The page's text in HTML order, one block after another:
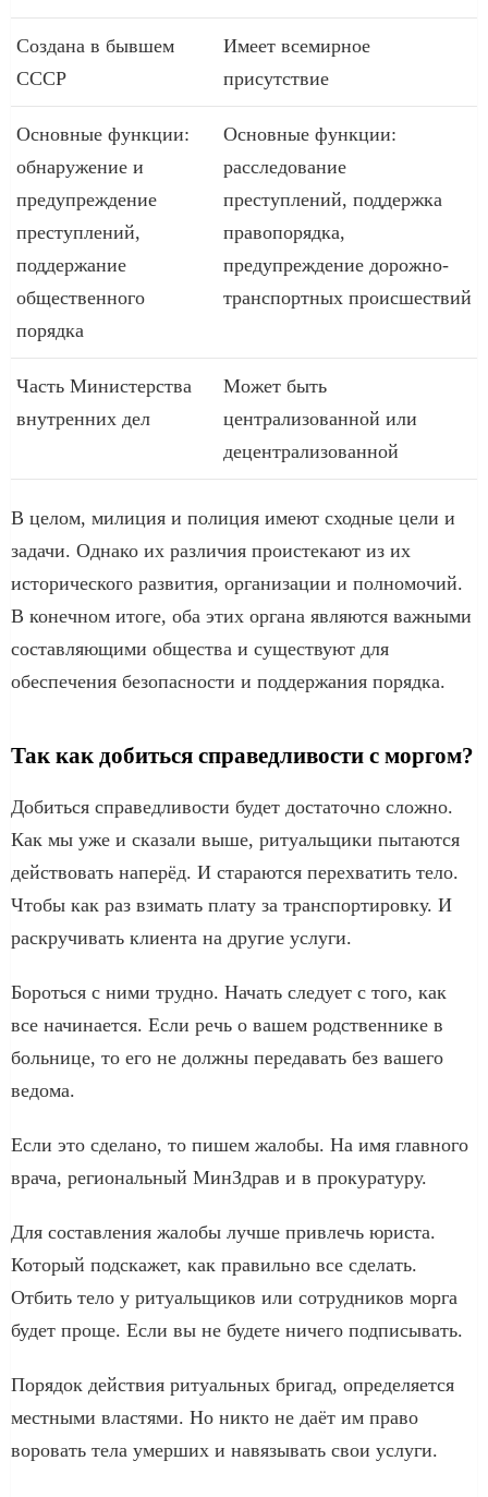
Создана в бывшем
СССР
Имеет всемирное
присутствие
Основные функции:
обнаружение и
предупреждение
преступлений,
поддержание
общественного
порядка
Основные функции:
расследование
преступлений, поддержка
правопорядка,
предупреждение дорожно-
транспортных происшествий
Часть Министерства
внутренних дел
Может быть
централизованной или
децентрализованной
В целом, милиция и полиция имеют сходные цели и
задачи. Однако их различия проистекают из их
исторического развития, организации и полномочий.
В конечном итоге, оба этих органа являются важными
составляющими общества и существуют для
обеспечения безопасности и поддержания порядка.
Так как добиться справедливости с моргом?
Добиться справедливости будет достаточно сложно.
Как мы уже и сказали выше, ритуальщики пытаются
действовать наперёд. И стараются перехватить тело.
Чтобы как раз взимать плату за транспортировку. И
раскручивать клиента на другие услуги.
Бороться с ними трудно. Начать следует с того, как
все начинается. Если речь о вашем родственнике в
больнице, то его не должны передавать без вашего
ведома.
Если это сделано, то пишем жалобы. На имя главного
врача, региональный МинЗдрав и в прокуратуру.
Для составления жалобы лучше привлечь юриста.
Который подскажет, как правильно все сделать.
Отбить тело у ритуальщиков или сотрудников морга
будет проще. Если вы не будете ничего подписывать.
Порядок действия ритуальных бригад, определяется
местными властями. Но никто не даёт им право
воровать тела умерших и навязывать свои услуги.